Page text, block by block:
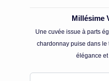
Millésime
Une cuvée issue à parts
chardonnay puise dans
élégance